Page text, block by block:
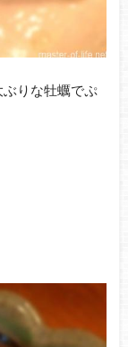
りな牡蠣でぷ